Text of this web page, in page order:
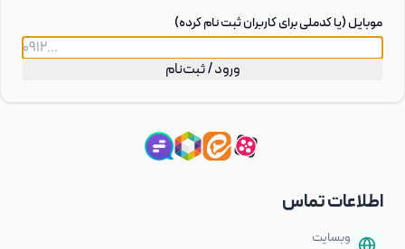
موبایل (یا کدملی برای کاربران ثبت نام کرده)
ورود / ثبت‌نام
اطلاعات تماس
وبسایت